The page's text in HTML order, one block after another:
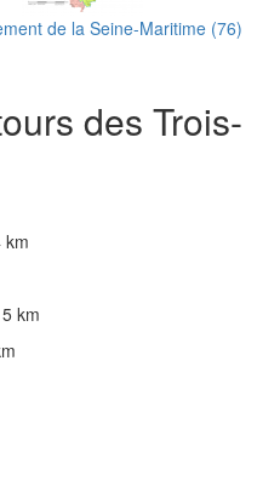
de la Seine-Maritime (76)
des Trois-
km
km